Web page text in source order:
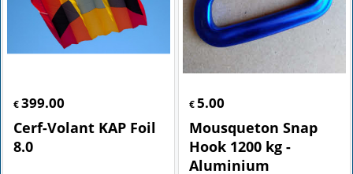
€5.00